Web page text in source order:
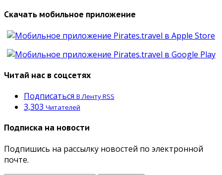
Скачать мобильное приложение
Читай нас в соцсетях
Подписаться В Ленту RSS
3,303 Читателей
Подписка на новости
Подпишись на рассылку новостей по электронной
почте.